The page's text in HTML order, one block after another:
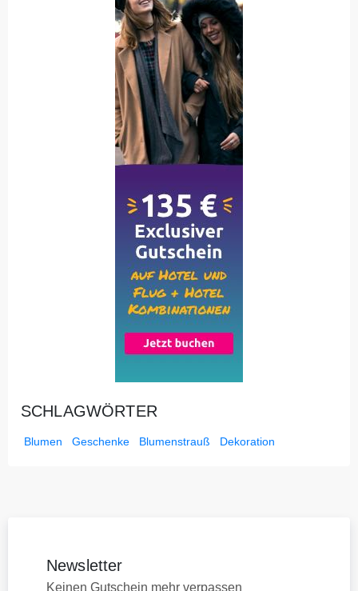
SCHLAGWÖRTER
Blumen Geschenke Blumenstrauß Dekoration
Newsletter
Keinen Gutschein mehr verpassen